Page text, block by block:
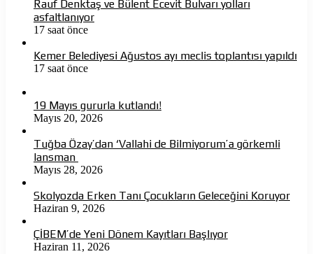
Rauf Denktaş ve Bülent Ecevit Bulvarı yolları
asfaltlanıyor
17 saat önce
Kemer Belediyesi Ağustos ayı meclis toplantısı yapıldı
17 saat önce
19 Mayıs gururla kutlandı!
Mayıs 20, 2026
Tuğba Özay’dan ‘Vallahi de Bilmiyorum’a görkemli
lansman
Mayıs 28, 2026
Skolyozda Erken Tanı Çocukların Geleceğini Koruyor
Haziran 9, 2026
ÇİBEM’de Yeni Dönem Kayıtları Başlıyor
Haziran 11, 2026